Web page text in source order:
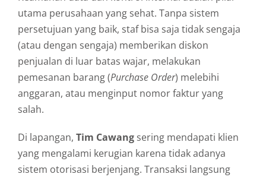
utama perusahaan yang sehat. Tanpa sistem
persetujuan yang baik, staf bisa saja tidak sengaja
(atau dengan sengaja) memberikan diskon
penjualan di luar batas wajar, melakukan
pemesanan barang (Purchase Order) melebihi
anggaran, atau menginput nomor faktur yang
salah.
Di lapangan, Tim Cawang sering mendapati klien
yang mengalami kerugian karena tidak adanya
sistem otorisasi berjenjang. Transaksi langsung